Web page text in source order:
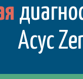
Асус